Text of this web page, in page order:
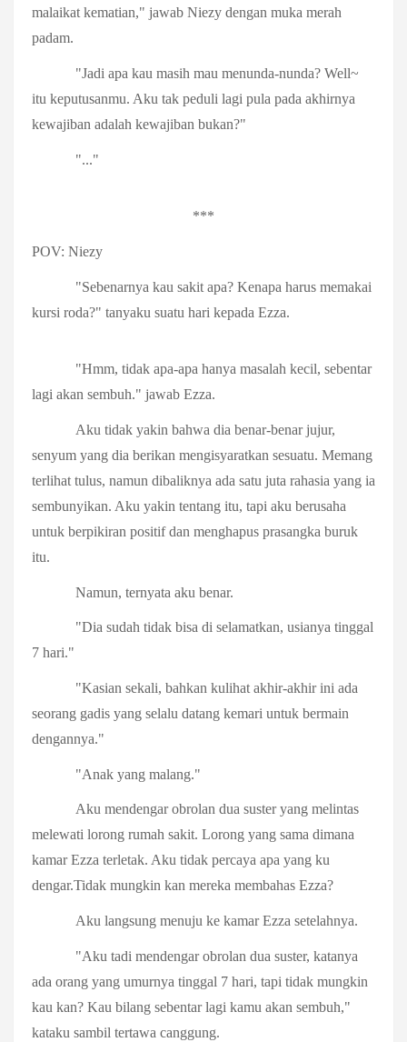
malaikat kematian," jawab Niezy dengan muka merah
padam.
"Jadi apa kau masih mau menunda-nunda? Well~
itu keputusanmu. Aku tak peduli lagi pula pada akhirnya
kewajiban adalah kewajiban bukan?"
"..."
***
POV: Niezy
"Sebenarnya kau sakit apa? Kenapa harus memakai
kursi roda?" tanyaku suatu hari kepada Ezza.
"Hmm, tidak apa-apa hanya masalah kecil, sebentar
lagi akan sembuh." jawab Ezza.
Aku tidak yakin bahwa dia benar-benar jujur,
senyum yang dia berikan mengisyaratkan sesuatu. Memang
terlihat tulus, namun dibaliknya ada satu juta rahasia yang ia
sembunyikan. Aku yakin tentang itu, tapi aku berusaha
untuk berpikiran positif dan menghapus prasangka buruk
itu.
Namun, ternyata aku benar.
"Dia sudah tidak bisa di selamatkan, usianya tinggal
7 hari."
"Kasian sekali, bahkan kulihat akhir-akhir ini ada
seorang gadis yang selalu datang kemari untuk bermain
dengannya."
"Anak yang malang."
Aku mendengar obrolan dua suster yang melintas
melewati lorong rumah sakit. Lorong yang sama dimana
kamar Ezza terletak. Aku tidak percaya apa yang ku
dengar.Tidak mungkin kan mereka membahas Ezza?
Aku langsung menuju ke kamar Ezza setelahnya.
"Aku tadi mendengar obrolan dua suster, katanya
ada orang yang umurnya tinggal 7 hari, tapi tidak mungkin
kau kan? Kau bilang sebentar lagi kamu akan sembuh,"
kataku sambil tertawa canggung.